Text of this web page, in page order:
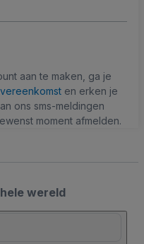
aan te maken, ga je
en erken je
ons sms-meldingen
moment afmelden.
wereld